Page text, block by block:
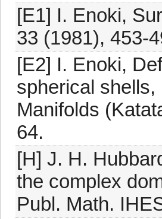
[E1] I. Enoki,
33 (1981), 453-
[E2] I. Enoki,
spherical
Manifolds
64.
[H] J. H.
the complex
Publ. Math.